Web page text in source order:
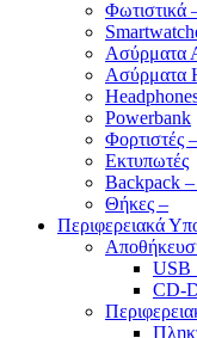
Φωτιστικά
Ασύρματα
Ασύρματα
Powerbank
Φορτιστές
Εκτυπωτές
Backpack –
Θήκες –
Περιφερειακά
USB
CD-